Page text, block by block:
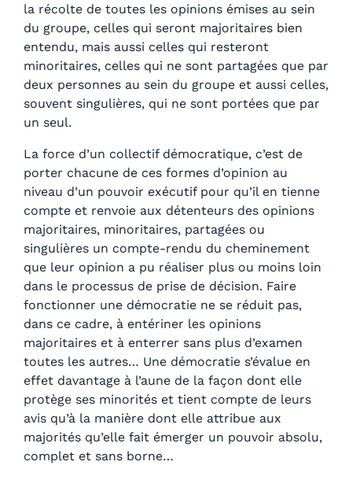
la récolte de toutes les opinions émises au sein
du groupe, celles qui seront majoritaires bien
entendu, mais aussi celles qui resteront
minoritaires, celles qui ne sont partagées que par
deux personnes au sein du groupe et aussi celles,
souvent singulières, qui ne sont portées que par
un seul.
La force d’un collectif démocratique, c’est de
porter chacune de ces formes d’opinion au
niveau d’un pouvoir exécutif pour qu’il en tienne
compte et renvoie aux détenteurs des opinions
majoritaires, minoritaires, partagées ou
singulières un compte-rendu du cheminement
que leur opinion a pu réaliser plus ou moins loin
dans le processus de prise de décision. Faire
fonctionner une démocratie ne se réduit pas,
dans ce cadre, à entériner les opinions
majoritaires et à enterrer sans plus d’examen
toutes les autres… Une démocratie s’évalue en
effet davantage à l’aune de la façon dont elle
protège ses minorités et tient compte de leurs
avis qu’à la manière dont elle attribue aux
majorités qu’elle fait émerger un pouvoir absolu,
complet et sans borne…